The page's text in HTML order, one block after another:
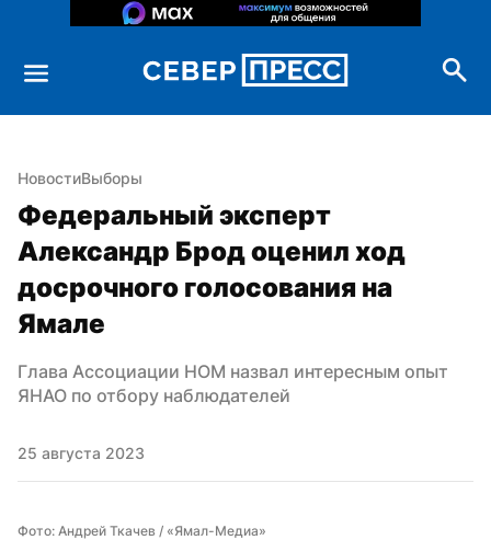
НовостиВыборы
Федеральный эксперт
Александр Брод оценил ход
досрочного голосования на
Ямале
Глава Ассоциации НОМ назвал интересным опыт
ЯНАО по отбору наблюдателей
25 августа 2023
Фото: Андрей Ткачев / «Ямал-Медиа»